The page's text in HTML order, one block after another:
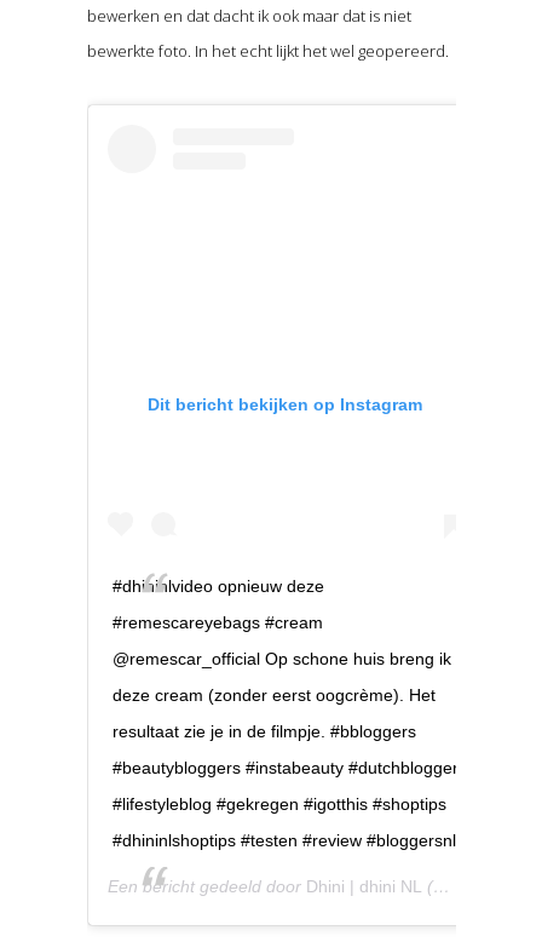
bewerken en dat dacht ik ook maar dat is niet
bewerkte foto. In het echt lijkt het wel geopereerd.
Dit bericht bekijken op Instagram
#dhininlvideo opnieuw deze
#remescareyebags #cream
@remescar_official Op schone huis breng ik
deze cream (zonder eerst oogcrème). Het
resultaat zie je in de filmpje. #bbloggers
#beautybloggers #instabeauty #dutchblogger
#lifestyleblog #gekregen #igotthis #shoptips
#dhininlshoptips #testen #review #bloggersnl
Een bericht gedeeld door Dhini | dhini NL (@dhininl) op